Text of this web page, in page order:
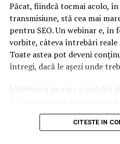
Păcat, fiindcă tocmai acolo, în
transmisiune, stă cea mai
pentru SEO. Un webinar e, în
vorbite, câteva întrebări
Toate astea pot deveni
întregi, dacă le așezi unde
Întrebarea pe care o aud des
din Google, nu doar lead-uri
scurt e că platformaCITESTE IN